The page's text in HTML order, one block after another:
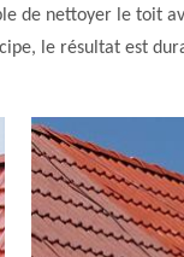
de nettoyer le toit
le résultat est